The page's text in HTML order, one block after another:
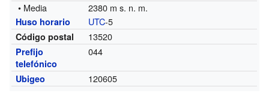
• Media 2380 m s. n. m.
Huso horario UTC-5
Código postal 13520
Prefijo
telefónico
044
Ubigeo 120605